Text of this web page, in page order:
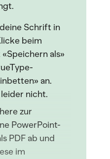
Schrift in
beim
als»
an.
nicht.
zur
PowerPoint-
PDF ab und
im